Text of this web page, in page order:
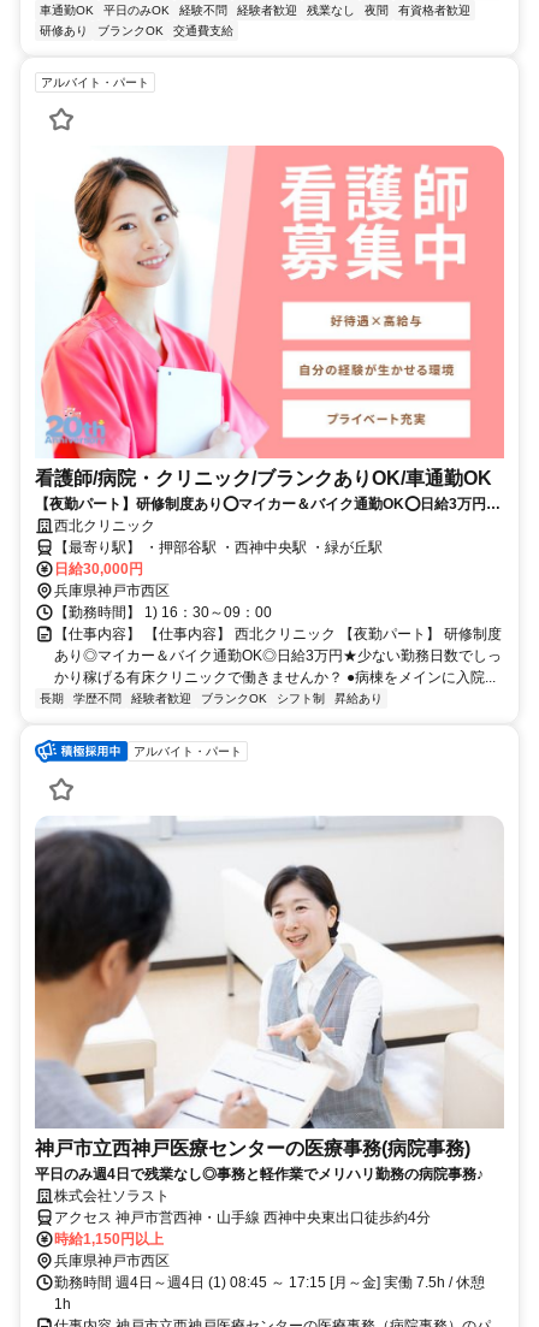
車通勤OK
平日のみOK 経験不問 経験者歓迎 残業なし 夜間
有資格者歓迎
研修あり
ブランクOK 交通費支給
アルバイト・パート
看護師/病院・クリニック/ブランクありOK/車通勤OK
【夜勤パート】研修制度あり⭕マイカー＆バイク通勤OK⭕日給3万円⭐
少ない勤務日数でしっかり稼げる有床クリニックで働きませんか？
西北クリニック
【最寄り駅】 ・押部谷駅 ・西神中央駅 ・緑が丘駅
日給30,000円
兵庫県神戸市西区
【勤務時間】 1) 16：30～09：00
【仕事内容】 【仕事内容】 西北クリニック 【夜勤パート】 研修制度
あり◎マイカー＆バイク通勤OK◎日給3万円★少ない勤務日数でしっ
かり稼げる有床クリニックで働きませんか？ ●病棟をメインに入院...
長期 学歴不問 経験者歓迎 ブランクOK シフト制 昇給あり
アルバイト・パート
神戸市立西神戸医療センターの医療事務(病院事務)
平日のみ週4日で残業なし◎事務と軽作業でメリハリ勤務の病院事務♪
株式会社ソラスト
アクセス 神戸市営西神・山手線 西神中央東出口徒歩約4分
時給1,150円以上
兵庫県神戸市西区
勤務時間 週4日～週4日 (1) 08:45 ～ 17:15 [月～金] 実働 7.5h / 休憩
1h